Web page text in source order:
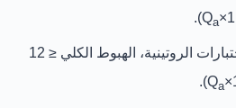
a
).
في الاختبارات الروتينية، الهبوط الكلي ≤ 12
a
).